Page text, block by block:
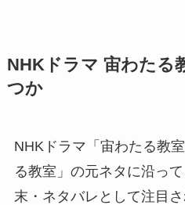
NHKドラマ 宙わたる
つか
NHKドラマ「宙わたる教
る教室」の元ネタに沿っ
末・ネタバレとして注目さ